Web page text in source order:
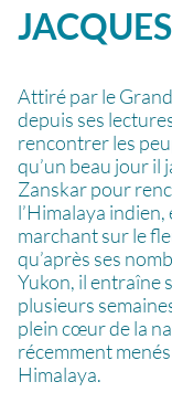
JACQUES
Attiré par le
depuis ses
rencontrer les
qu’un beau jour il
Zanskar pour
l’Himalaya
marchant sur le
qu’après ses
Yukon, il entraîne
plusieurs
plein cœur de la
récemment
Himalaya.